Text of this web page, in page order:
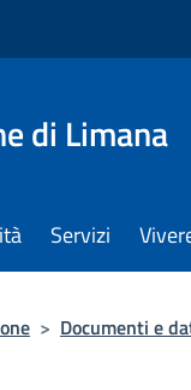
di Limana
Servizi
> Documenti e